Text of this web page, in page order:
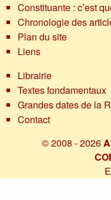
Constituante : c’est
Chronologie des
Plan du site
Liens
Librairie
Textes fondamentaux
Grandes dates de la
Contact
© 2008 - 2026